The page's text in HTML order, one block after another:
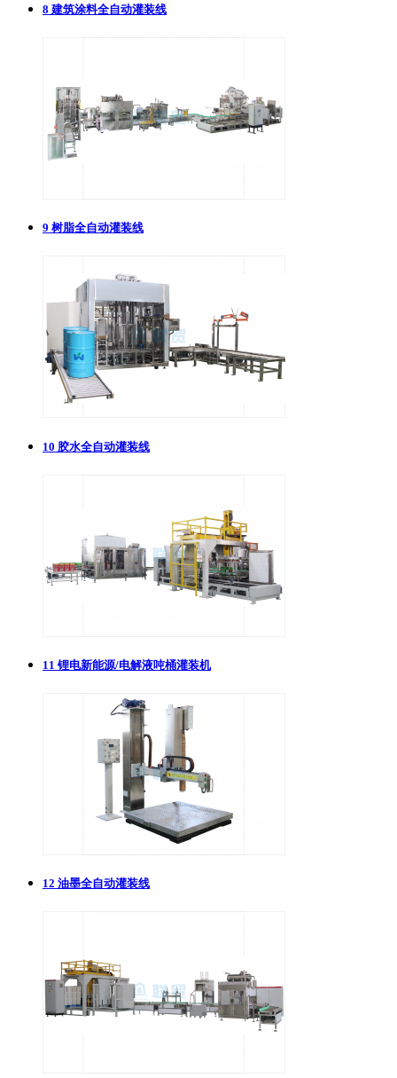
8 建筑涂料全自动灌装线
9 树脂全自动灌装线
10 胶水全自动灌装线
11 锂电新能源/电解液吨桶灌装机
12 油墨全自动灌装线